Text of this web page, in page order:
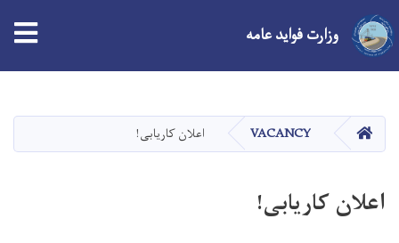
main
content
وزارت فواید عامه
صفحه اصلیVACANCY اعلان کاریابی!
اعلان کاریابی!